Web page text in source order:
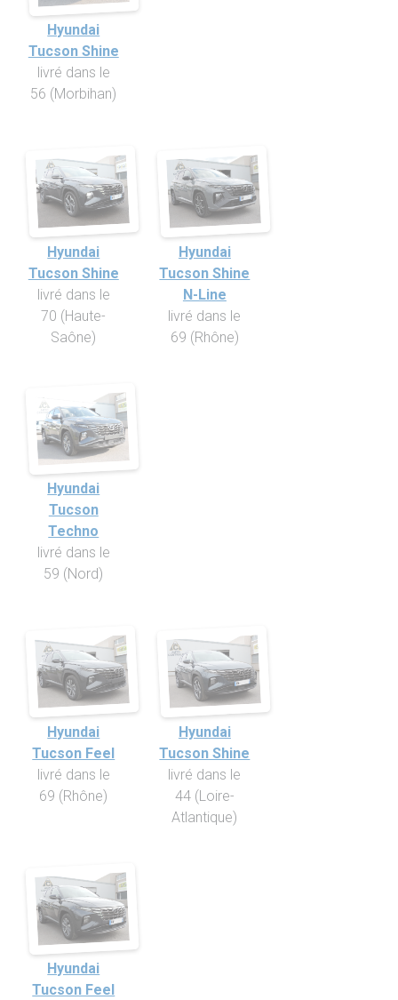
Hyundai
Tucson Shine
livré dans le
56 (Morbihan)
Hyundai
Tucson Shine
livré dans le
70 (Haute-
Saône)
Hyundai
Tucson Shine
N-Line
livré dans le
69 (Rhône)
Hyundai
Tucson
Techno
livré dans le
59 (Nord)
Hyundai
Tucson Feel
livré dans le
69 (Rhône)
Hyundai
Tucson Shine
livré dans le
44 (Loire-
Atlantique)
Hyundai
Tucson Feel